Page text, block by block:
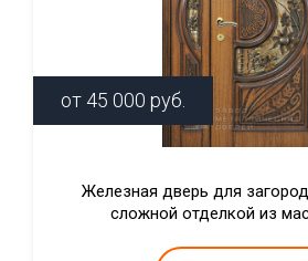
от 45 000 руб.
Железная дверь для
сложной отделкой из